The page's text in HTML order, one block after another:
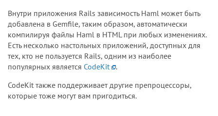
Внутри приложения Rails зависимость Haml может быть
добавлена в Gemfile, таким образом, автоматически
компилируя файлы Haml в HTML при любых изменениях.
Есть несколько настольных приложений, доступных для
тех, кто не пользуется Rails, одним из наиболее
популярных является CodeKit
.
CodeKit также поддерживает другие препроцессоры,
которые тоже могут вам пригодиться.